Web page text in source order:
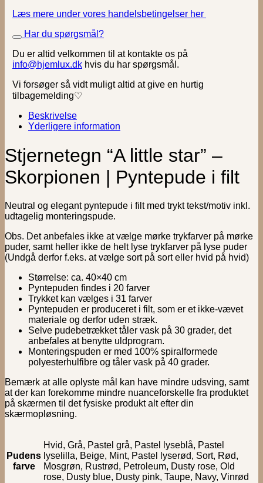
Læs mere under vores handelsbetingelser her
Har du spørgsmål?
Du er altid velkommen til at kontakte os på
info@hjemlux.dk hvis du har spørgsmål.
Vi forsøger så vidt muligt altid at give en hurtig
tilbagemelding♡
Beskrivelse
Yderligere information
Stjernetegn “A little star” –
Skorpionen | Pyntepude i filt
Neutral og elegant pyntepude i filt med trykt tekst/motiv inkl.
udtagelig monteringspude.
Obs. Det anbefales ikke at vælge mørke trykfarver på mørke
puder, samt heller ikke de helt lyse trykfarver på lyse puder
(Undgå derfor f.eks. at vælge sort på sort eller hvid på hvid)
Størrelse: ca. 40×40 cm
Pyntepuden findes i 20 farver
Trykket kan vælges i 31 farver
Pyntepuden er produceret i filt, som er et ikke-vævet
materiale og derfor uden stræk.
Selve pudebetrækket tåler vask på 30 grader, det
anbefales at benytte uldprogram.
Monteringspuden er med 100% spiralformede
polyesterhulfibre og tåler vask på 40 grader.
Bemærk at alle oplyste mål kan have mindre udsving, samt
at der kan forekomme mindre nuanceforskelle fra produktet
på skærmen til det fysiske produkt alt efter din
skærmopløsning.
Pudens
farve
Hvid, Grå, Pastel grå, Pastel lyseblå, Pastel
lyselilla, Beige, Mint, Pastel lyserød, Sort, Rød,
Mosgrøn, Rustrød, Petroleum, Dusty rose, Old
rose, Dusty blue, Dusty pink, Taupe, Navy, Vinrød